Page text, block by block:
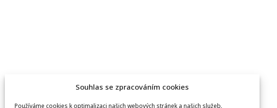
Souhlas se zpracováním cookies
Používáme cookies k optimalizaci našich webových stránek a našich služeb.